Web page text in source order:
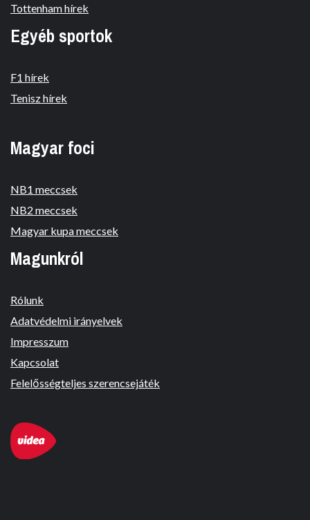
Tottenham hírek
Egyéb sportok
F1 hírek
Tenisz hírek
Magyar foci
NB1 meccsek
NB2 meccsek
Magyar kupa meccsek
Magunkról
Rólunk
Adatvédelmi irányelvek
Impresszum
Kapcsolat
Felelősségteljes szerencsejáték